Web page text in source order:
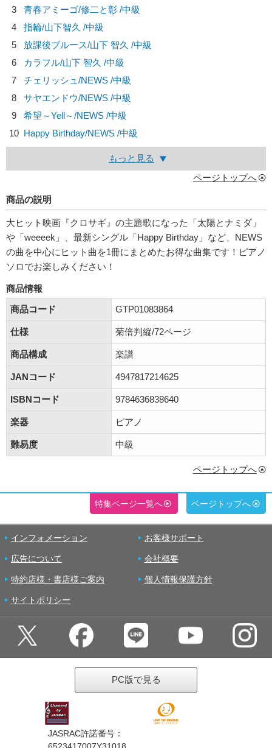
3
青春アミーゴ/修二と彰 /中級
4
指輪/山下智久 /中級
5
放課後ブルース/山下 智久 /中級
6
カラフル/山下 智久 /中級
7
チェリッシュ/NEWS /中級
8
サヤエンドウ/NEWS /中級
9
希望～Yell～/NEWS /中級
10 Happy Birthday/NEWS /中級
もっと見る
ページトップへ
商品の説明
大ヒット映画『クロサギ』の主題歌になった「太陽とナミダ」
や「weeeek」、最新シングル「Happy Birthday」など、NEWS
の曲を中心にヒット曲を1冊にまとめたお得な曲集です！ピアノ
ソロでお楽しみください！
商品情報
商品コード
GTP01083864
仕様 菊倍判縦/72ページ
商品構成 楽譜
JANコード 4947817214625
ISBNコード 9784636838640
楽器 ピアノ
難易度 中級
ページトップへ
特集ページ一覧へ ページトップへ
インフォメーション お客様サポート
広告について 会社概要
特約店様・書店様ご案内 個人情報保護方針
サイトポリシー
PC版で見る
JASRAC許諾番号：